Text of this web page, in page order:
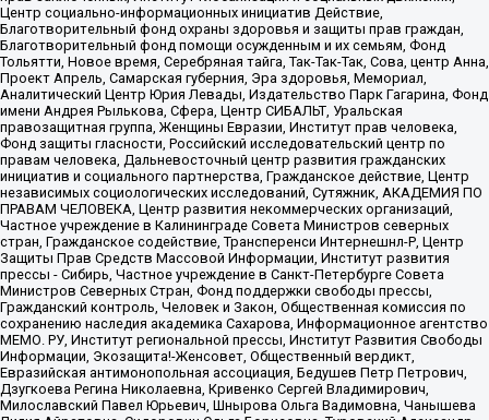
Центр социально-информационных инициатив Действие,
Благотворительный фонд охраны здоровья и защиты прав граждан,
Благотворительный фонд помощи осужденным и их семьям, Фонд
Тольятти, Новое время, Серебряная тайга, Так-Так-Так, Сова, центр Анна,
Проект Апрель, Самарская губерния, Эра здоровья, Мемориал,
Аналитический Центр Юрия Левады, Издательство Парк Гагарина, Фонд
имени Андрея Рылькова, Сфера, Центр СИБАЛЬТ, Уральская
правозащитная группа, Женщины Евразии, Институт прав человека,
Фонд защиты гласности, Российский исследовательский центр по
правам человека, Дальневосточный центр развития гражданских
инициатив и социального партнерства, Гражданское действие, Центр
независимых социологических исследований, Сутяжник, АКАДЕМИЯ ПО
ПРАВАМ ЧЕЛОВЕКА, Центр развития некоммерческих организаций,
Частное учреждение в Калининграде Совета Министров северных
стран, Гражданское содействие, Трансперенси Интернешнл-Р, Центр
Защиты Прав Средств Массовой Информации, Институт развития
прессы - Сибирь, Частное учреждение в Санкт-Петербурге Совета
Министров Северных Стран, Фонд поддержки свободы прессы,
Гражданский контроль, Человек и Закон, Общественная комиссия по
сохранению наследия академика Сахарова, Информационное агентство
МЕМО. РУ, Институт региональной прессы, Институт Развития Свободы
Информации, Экозащита!-Женсовет, Общественный вердикт,
Евразийская антимонопольная ассоциация, Бедушев Петр Петрович,
Дзугкоева Регина Николаевна, Кривенко Сергей Владимирович,
Милославский Павел Юрьевич, Шнырова Ольга Вадимовна, Чанышева